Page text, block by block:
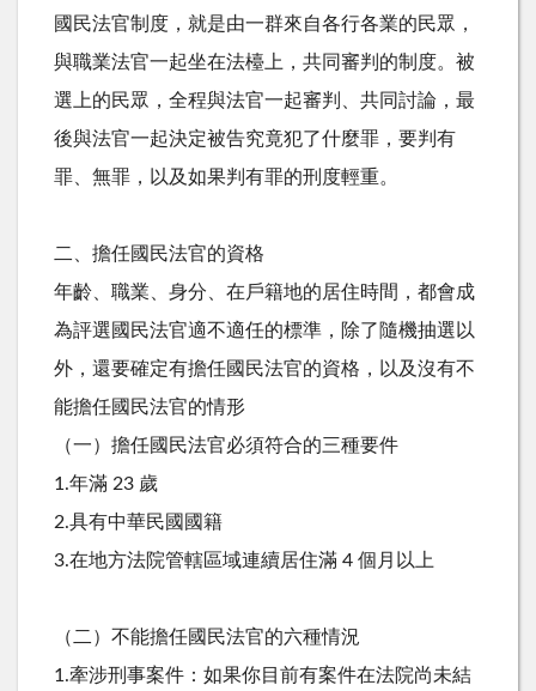
國民法官制度，就是由一群來自各行各業的民眾，
與職業法官一起坐在法檯上，共同審判的制度。被
選上的民眾，全程與法官一起審判、共同討論，最
後與法官一起決定被告究竟犯了什麼罪，要判有
罪、無罪，以及如果判有罪的刑度輕重。
二、擔任國民法官的資格
年齡、職業、身分、在戶籍地的居住時間，都會成
為評選國民法官適不適任的標準，除了隨機抽選以
外，還要確定有擔任國民法官的資格，以及沒有不
能擔任國民法官的情形
（一）擔任國民法官必須符合的三種要件
1.年滿 23 歲
2.具有中華民國國籍
3.在地方法院管轄區域連續居住滿 4 個月以上
（二）不能擔任國民法官的六種情況
1.牽涉刑事案件：如果你目前有案件在法院尚未結